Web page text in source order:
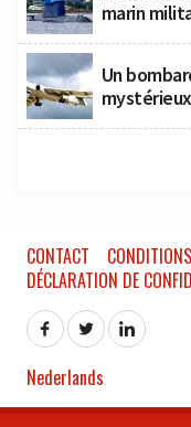
marin
Un
CONTACT
DÉCLARATION DE
Nederlands